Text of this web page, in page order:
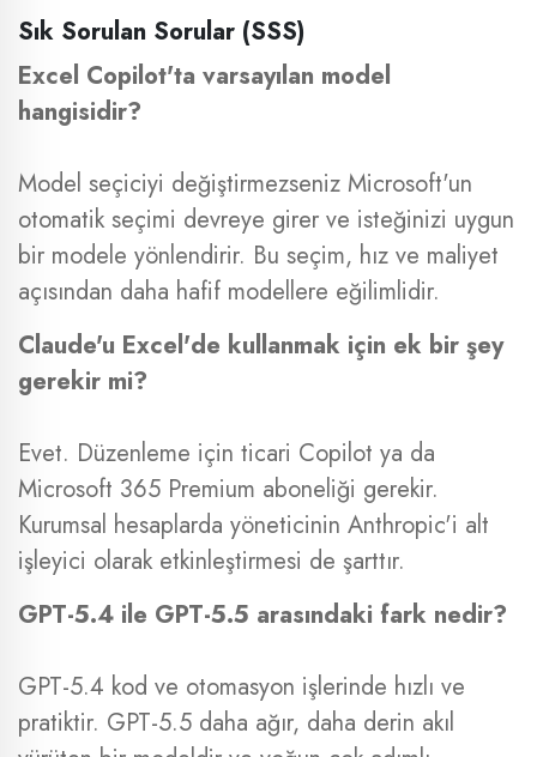
Sık Sorulan Sorular (SSS)
Excel Copilot'ta varsayılan model
hangisidir?
Model seçiciyi değiştirmezseniz Microsoft'un
otomatik seçimi devreye girer ve isteğinizi uygun
bir modele yönlendirir. Bu seçim, hız ve maliyet
açısından daha hafif modellere eğilimlidir.
Claude'u Excel'de kullanmak için ek bir şey
gerekir mi?
Evet. Düzenleme için ticari Copilot ya da
Microsoft 365 Premium aboneliği gerekir.
Kurumsal hesaplarda yöneticinin Anthropic'i alt
işleyici olarak etkinleştirmesi de şarttır.
GPT-5.4 ile GPT-5.5 arasındaki fark nedir?
GPT-5.4 kod ve otomasyon işlerinde hızlı ve
pratiktir. GPT-5.5 daha ağır, daha derin akıl